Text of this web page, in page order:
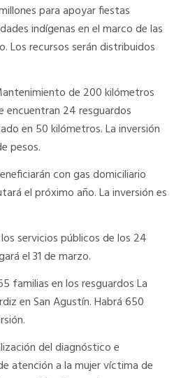
para apoyar fiestas
indígenas en el marco de las
Los recursos serán distribuidos
de 200 kilómetros
encuentran 24 resguardos
en 50 kilómetros. La inversión
pesos.
con gas domiciliario
el próximo año. La inversión es
servicios públicos de los 24
el 31 de marzo.
familias en los resguardos La
en San Agustín. Habrá 650
del diagnóstico e
atención a la mujer víctima de